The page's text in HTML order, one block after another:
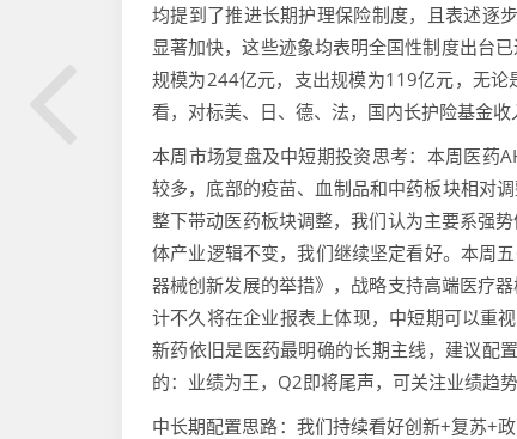
均提到了推进长期护理保险制度，且表述逐
显著加快，这些迹象均表明全国性制度出台
规模为244亿元，支出规模为119亿元，无
看，对标美、日、德、法，国内长护险基金
本周市场复盘及中短期投资思考：本周医药
较多，底部的疫苗、血制品和中药板块相对
整下带动医药板块调整，我们认为主要系强
体产业逻辑不变，我们继续坚定看好。本周
器械创新发展的举措》，战略支持高端医疗
计不久将在企业报表上体现，中短期可以重
新药依旧是医药最明确的长期主线，建议配
的：业绩为王，Q2即将尾声，可关注业绩趋
中长期配置思路：我们持续看好创新+复苏+